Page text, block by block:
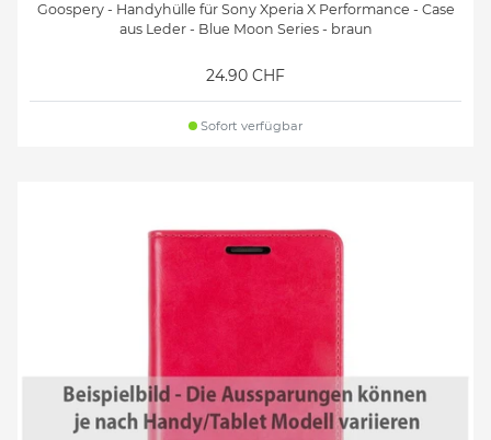
Goospery - Handyhülle für Sony Xperia X Performance - Case
aus Leder - Blue Moon Series - braun
24.90 CHF
Sofort verfügbar